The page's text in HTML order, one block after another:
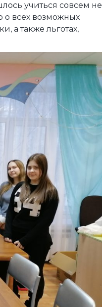
учиться совсем не
о всех возможных
а также льготах,